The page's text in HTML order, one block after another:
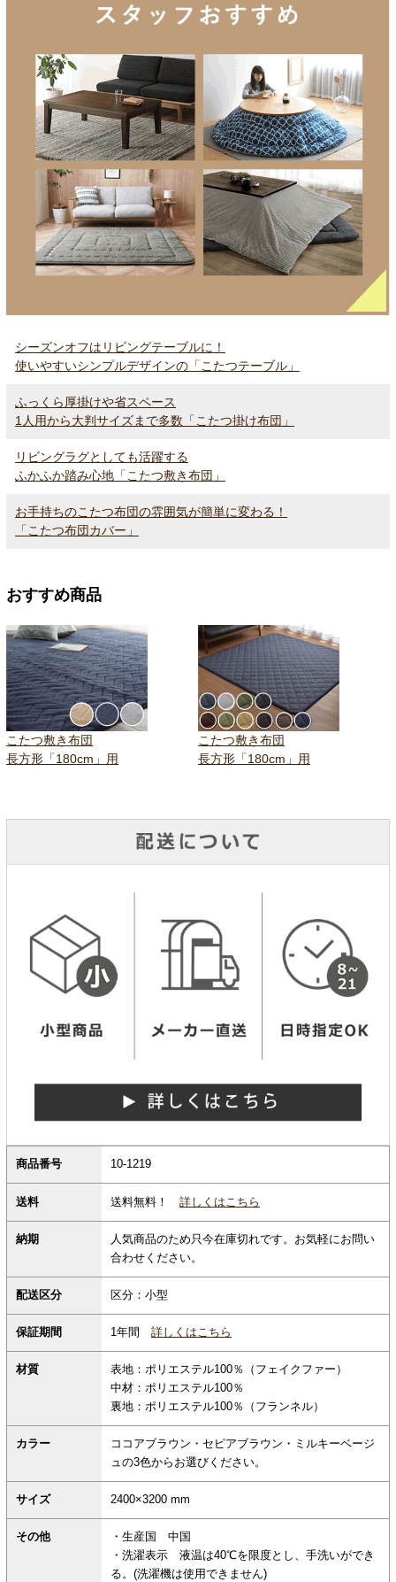
シーズンオフはリビングテーブルに！
使いやすいシンプルデザインの「こたつテーブル」
ふっくら厚掛けや省スペース
1人用から大判サイズまで多数「こたつ掛け布団」
リビングラグとしても活躍する
ふかふか踏み心地「こたつ敷き布団」
お手持ちのこたつ布団の雰囲気が簡単に変わる！
「こたつ布団カバー」
おすすめ商品
こたつ敷き布団
長方形「180cm」用
こたつ敷き布団
長方形「180cm」用
商品番号 10-1219
送料 送料無料！ 詳しくはこちら
納期
人気商品のため只今在庫切れです。お気軽にお問い
合わせください。
配送区分 区分：小型
保証期間 1年間 詳しくはこちら
材質
表地：ポリエステル100％（フェイクファー）
中材：ポリエステル100％
裏地：ポリエステル100％（フランネル）
カラー
ココアブラウン・セピアブラウン・ミルキーベージ
ュの3色からお選びください。
サイズ 2400×3200 mm
その他
・生産国 中国
・洗濯表示 液温は40℃を限度とし、手洗いができ
る。(洗濯機は使用できません)